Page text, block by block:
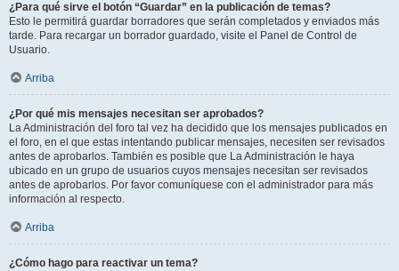
¿Para qué sirve el botón “Guardar” en la publicación de temas?
Esto le permitirá guardar borradores que serán completados y enviados más
tarde. Para recargar un borrador guardado, visite el Panel de Control de
Usuario.
Arriba
¿Por qué mis mensajes necesitan ser aprobados?
La Administración del foro tal vez ha decidido que los mensajes publicados en
el foro, en el que estas intentando publicar mensajes, necesiten ser revisados
antes de aprobarlos. También es posible que La Administración le haya
ubicado en un grupo de usuarios cuyos mensajes necesitan ser revisados
antes de aprobarlos. Por favor comuníquese con el administrador para más
información al respecto.
Arriba
¿Cómo hago para reactivar un tema?